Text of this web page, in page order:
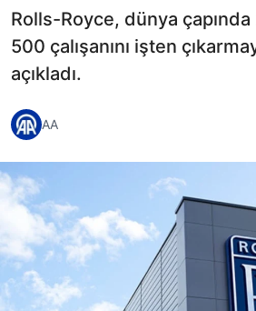
Rolls-Royce, dünya
500 çalışanını işten
açıkladı.
AA